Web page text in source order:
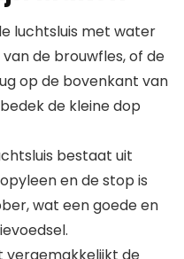
luchtsluis met water
de brouwfles, of de
op de bovenkant van
de kleine dop
bestaat uit
en de stop is
wat een goede en